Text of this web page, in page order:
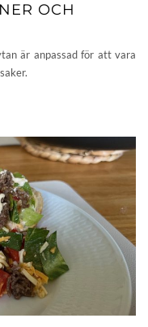
OCH
är anpassad för att vara